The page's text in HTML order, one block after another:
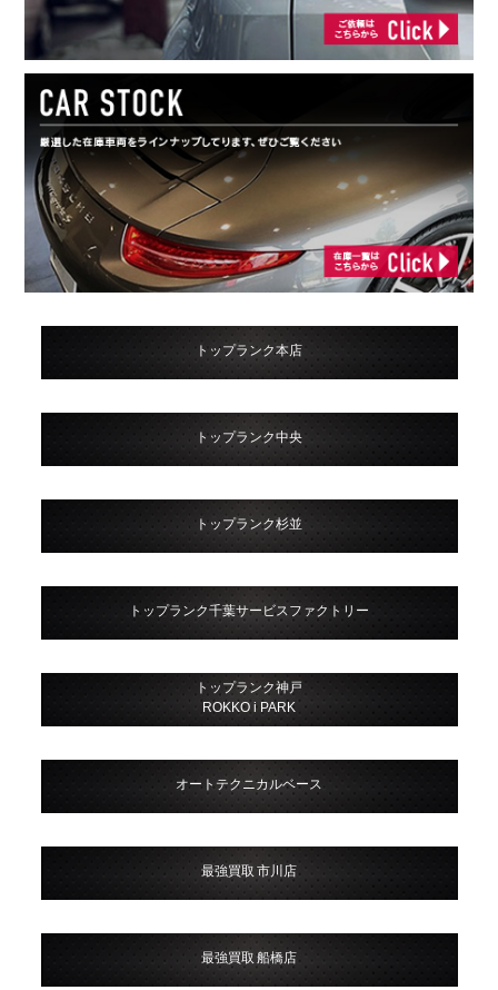
トップランク本店
トップランク中央
トップランク杉並
トップランク千葉サービスファクトリー
トップランク神戸
ROKKO i PARK
オートテクニカルベース
最強買取 市川店
最強買取 船橋店